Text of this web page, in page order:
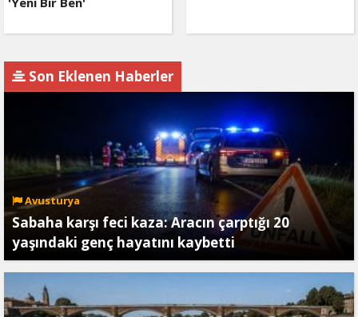
Son Eklenen Haberler
Avusturya
Sabaha karşı feci kaza: Aracın çarptığı 20
yaşındaki genç hayatını kaybetti